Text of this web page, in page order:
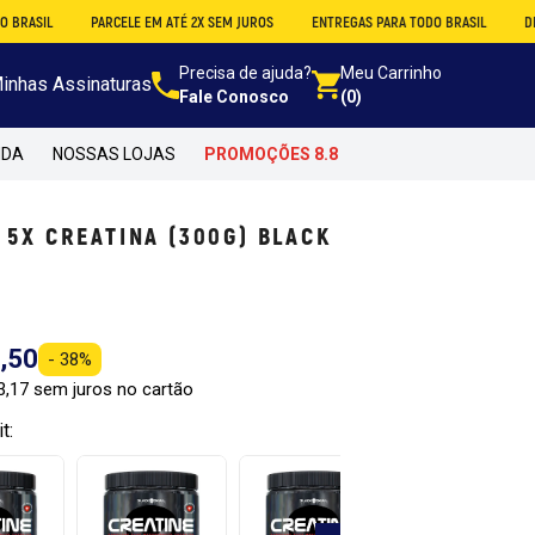
PARCELE EM ATÉ 2X SEM JUROS ENTREGAS PARA TODO BRASIL DESCONTO
Assinaturas
Precisa de ajuda?
Fale Conosco
Meu Carrinho
(0)
NOSSAS LOJAS PROMOÇÕES 8.8
5X CREATINA (300G) BLACK
- 38%
sem juros no cartão